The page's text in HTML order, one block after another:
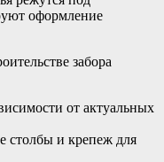
оформление
забора
от актуальных
столбы и крепеж для